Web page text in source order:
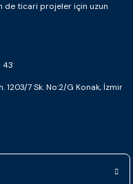
de ticari projeler için uzun
43
1203/7 Sk. No:2/G Konak, İzmir